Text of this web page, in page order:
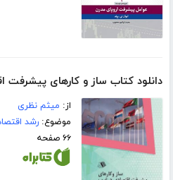
دانلود کتاب ساز و کارهای پیشرفت
از: میثم نظری
موضوع:رشد
۶۶ صفحه